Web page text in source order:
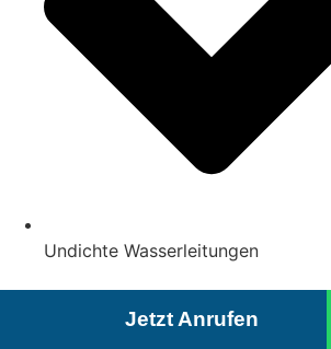
Undichte Wasserleitungen
Jetzt Anrufen